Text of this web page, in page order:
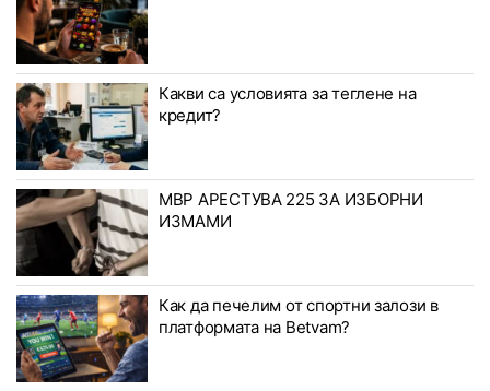
Какви са условията за теглене на
кредит?
МВР АРЕСТУВА 225 ЗА ИЗБОРНИ
ИЗМАМИ
Как да печелим от спортни залози в
платформата на Betvam?